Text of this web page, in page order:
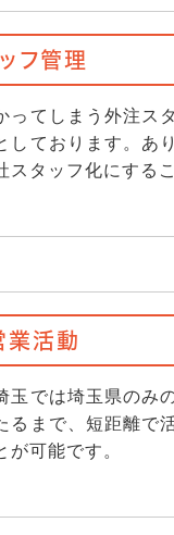
フ管理
ってしまう外注ス
しております。あ
スタッフ化にする
業活動
玉では埼玉県のみ
るまで、短距離で
が可能です。